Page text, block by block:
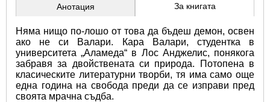
Анотация За книгата
Няма нищо по-лошо от това да бъдеш демон, освен
ако не си Валари. Кара Валари, студентка в
университета „Аламеда“ в Лос Анджелис, понякога
забравя за двойствената си природа. Потопена в
класическите литературни творби, тя има само още
една година на свобода преди да се изправи пред
своята мрачна съдба.